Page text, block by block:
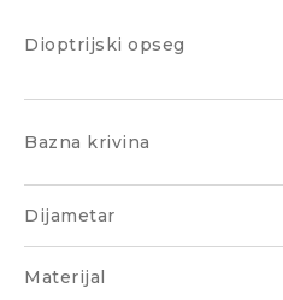
Dioptrijski opseg
Bazna krivina
Dijametar
Materijal